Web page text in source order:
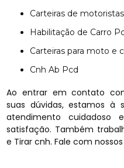
Carteiras de motoristas
Habilitação de Carro
Carteiras para moto e
Cnh Ab Pcd
Ao entrar em contato
suas dúvidas, estamos à
atendimento
satisfação. Também
e Tirar cnh. Fale com